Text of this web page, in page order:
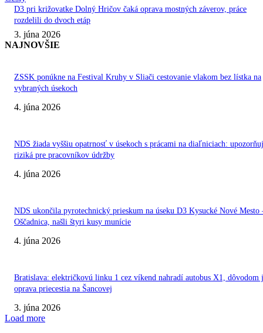
D3 pri križovatke Dolný Hričov čaká oprava mostných záverov, práce
rozdelili do dvoch etáp
3. júna 2026
NAJNOVŠIE
ZSSK ponúkne na Festival Kruhy v Sliači cestovanie vlakom bez lístka na
vybraných úsekoch
4. júna 2026
NDS žiada vyššiu opatrnosť v úsekoch s prácami na diaľniciach:
riziká pre pracovníkov údržby
4. júna 2026
NDS ukončila pyrotechnický prieskum na úseku D3 Kysucké Nové Mesto
Oščadnica, našli štyri kusy munície
4. júna 2026
Bratislava: električkovú linku 1 cez víkend nahradí autobus X1, dôvodom
oprava priecestia na Šancovej
3. júna 2026
Load more